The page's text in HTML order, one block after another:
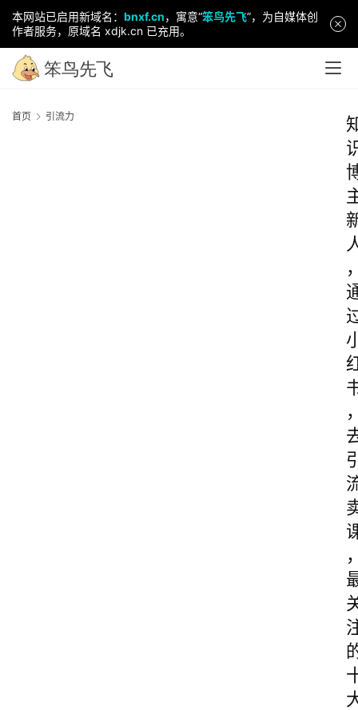
本网站已启用新域名： bnxf.cn，寓意“笨鸟先飞”，为自媒体创
作者服务，原域名 xdjk.cn 已充用。
首页 引流力